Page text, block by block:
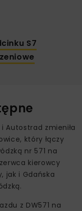
S7
Autostrad zmieniła
który łączy
nr 571 na
kierowcy
jak i Gdańska
z DW571 na